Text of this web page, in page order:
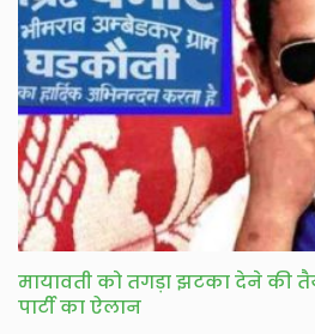
मायावती को तगड़ा झटका देने की
पार्टी का ऐलान